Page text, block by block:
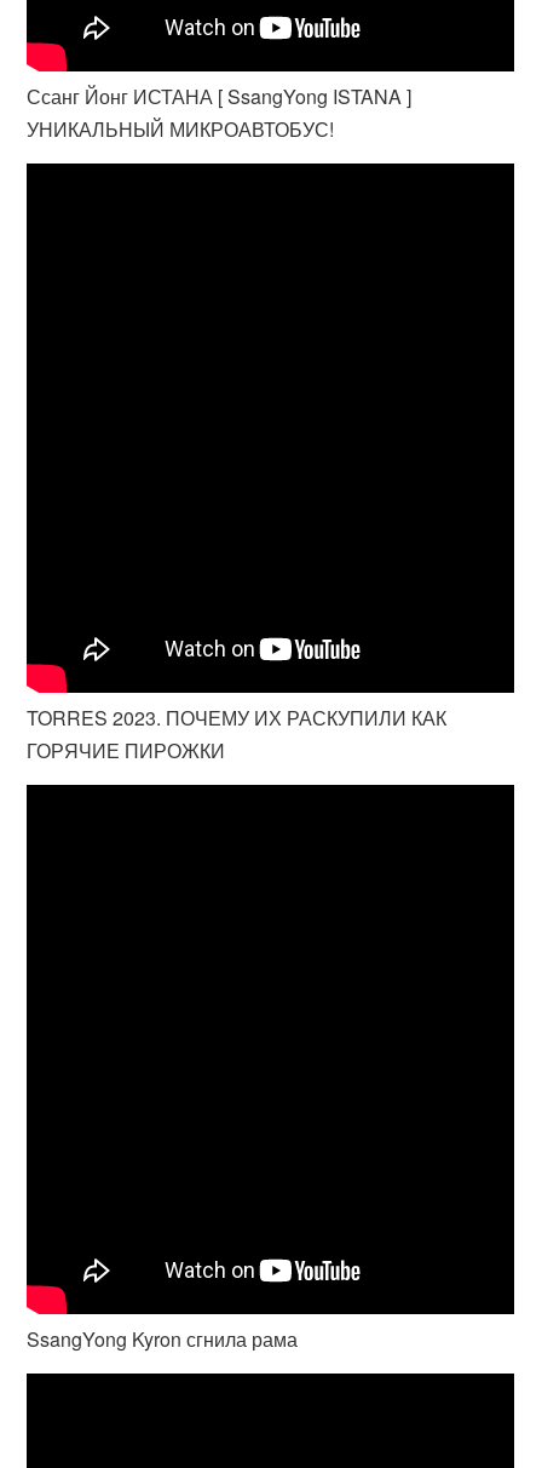
Ссанг Йонг ИСТАНА [ SsangYong ISTANA ]
УНИКАЛЬНЫЙ МИКРОАВТОБУС!
TORRES 2023. ПОЧЕМУ ИХ РАСКУПИЛИ КАК
ГОРЯЧИЕ ПИРОЖКИ
SsangYong Kyron сгнила рама